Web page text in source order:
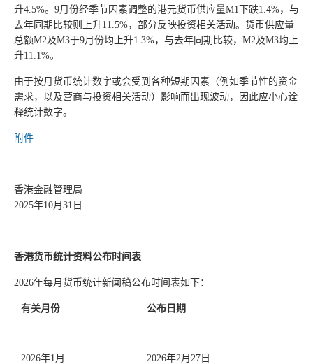
升4.5%。9月份经季节因素调整的港元货币供应量M1下跌1.4%，与
去年同期比较则上升11.5%，部分反映投资相关活动。货币供应量
总额M2及M3于9月份均上升1.3%，与去年同期比较，M2及M3均上
升11.1%。
由于按月货币统计数字或会受到各种短期因素（例如季节性的资金
需求，以及营商与投资相关活动）影响而出现波动，因此应小心诠
释统计数字。
附件
香港金融管理局
2025年10月31日
香港货币统计资料公布时间表
2026年每月货币统计新闻稿公布时间表如下：
有关月份 公布日期
2026年1月 2026年2月27日